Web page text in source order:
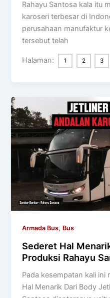
Rahayu Santosa kala itu
karoseri terbesar di
perusahaan manufaktur
tersebut telah
Halaman: 1 2 3
Armada Bus, Bus
Sederet Hal
Produksi Rahayu
Pada kesempatan kali ini
Hal Menarik Dari Body